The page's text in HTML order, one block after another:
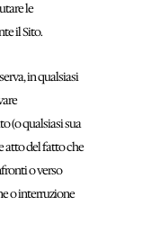
le
il Sito.
in qualsiasi
(o qualsiasi sua
atto del fatto che
o verso
o interruzione